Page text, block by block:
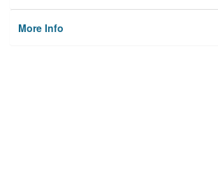
More Info